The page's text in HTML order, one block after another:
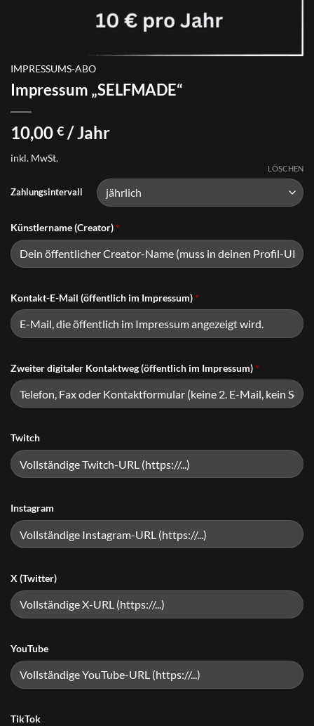
IMPRESSUMS-ABO
Impressum „SELFMADE“
10,00 € / Jahr
inkl. MwSt.
Zahlungsintervall
LÖSCHEN
Künstlername (Creator)*
Kontakt-E-Mail (öffentlich im Impressum)*
Zweiter digitaler Kontaktweg (öffentlich im Impressum)*
Twitch
Instagram
X (Twitter)
YouTube
TikTok